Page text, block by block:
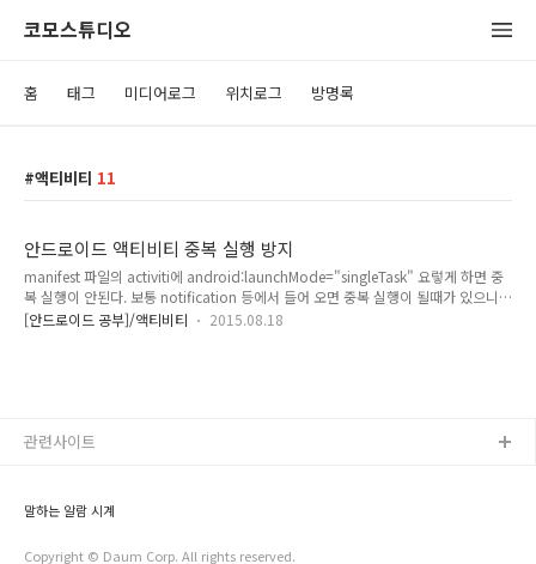
코모스튜디오
홈 태그 미디어로그 위치로그 방명록
액티비티 11
안드로이드 액티비티 중복 실행 방지
manifest 파일의 activiti에 android:launchMode="singleTask" 요렇게 하면 중
복 실행이 안된다. 보통 notification 등에서 들어 오면 중복 실행이 될때가 있으니
참고.
[안드로이드 공부]/액티비티 2015.08.18
말하는 알람 시계
Copyright © Daum Corp. All rights reserved.
관련사이트